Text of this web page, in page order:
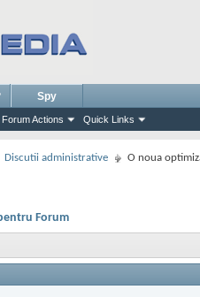
Forum Actions Quick Links
Spy
Discutii administrative O noua
Forum